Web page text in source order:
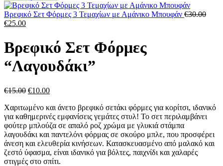
was:
€20.00.
τιμή
είναι:
Βρεφικό Σετ Φόρμες 3 Τεμαχίων με Αμάνικο Μπουφάν €30.00
Original
was:
€30.00.
€25.00Η
είναι:
€25.00.
Βρεφικό Σετ Φόρμες
“Λαγουδάκι”
€15.00 Original
was:
€15.00.
€10.00Η
τιμή
είναι:
€10.00.
Χαριτωμένο και άνετο βρεφικό σετάκι φόρμες για κορίτσι, ιδανικό
για καθημερινές εμφανίσεις γεμάτες στυλ! Το σετ περιλαμβάνει
φούτερ μπλούζα σε απαλό ροζ χρώμα με γλυκιά στάμπα
λαγουδάκι και παντελόνι φόρμας σε σκούρο μπλε, που προσφέρει
άνεση και ελευθερία κινήσεων. Κατασκευασμένο από μαλακό και
ζεστό ύφασμα, είναι ιδανικό για βόλτες, παιχνίδι και χαλαρές
στιγμές στο σπίτι.